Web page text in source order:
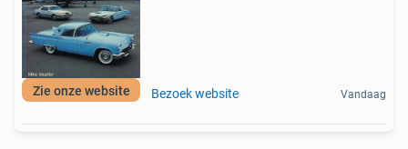
Zie onze website Bezoek website Vandaag